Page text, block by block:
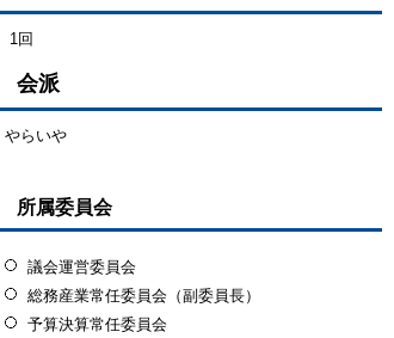
1回
会派
やらいや
所属委員会
議会運営委員会
総務産業常任委員会（副委員長）
予算決算常任委員会